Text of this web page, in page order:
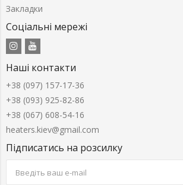
Закладки
Соціальні мережі
Наші контакти
+38 (097) 157-17-36
+38 (093) 925-82-86
+38 (067) 608-54-16
heaters.kiev@gmail.com
Підписатись на розсилку